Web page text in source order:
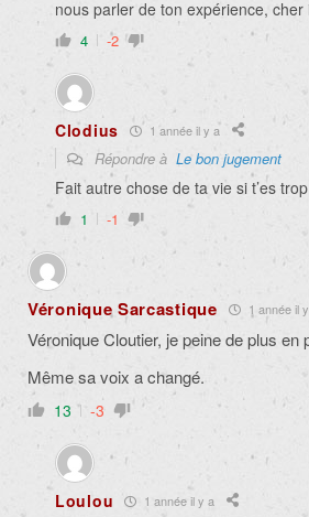
nous parler de ton expérience, cher
4 -2
Clodius 1 année il y a
Répondre à Le bon jugement
Fait autre chose de ta vie si t’es
1 -1
Véronique Sarcastique 1 année il
Véronique Cloutier, je peine de plus en
Même sa voix a changé.
13 -3
Loulou 1 année il y a